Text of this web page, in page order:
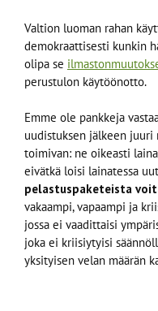
Valtion luoman rahan
demokraattisesti kunkin
olipa se
perustulon käytöönotto.
Emme ole pankkeja
uudistuksen jälkeen
toimivan: ne oikeasti
eivätkä loisi lainatessa
pelastuspaketeista
vakaampi, vapaampi ja
jossa ei vaadittaisi
joka ei kriisiytyisi
yksityisen velan määrän